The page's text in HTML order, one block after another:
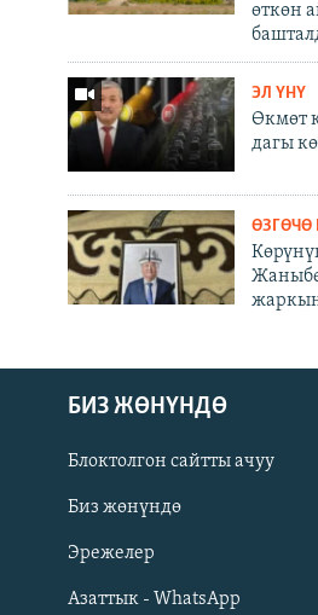
Русский
ОНЛАЙН ШЕРИНЕ
өткөн
ЭЛ ҮНҮ
Өкмөт
дагы
ӨЗГӨЧӨ
БИЗ ЖӨНҮНДӨ
Блоктолгон сайтты ачуу
Биз жөнүндө
Эрежелер
Азаттык - WhatsApp